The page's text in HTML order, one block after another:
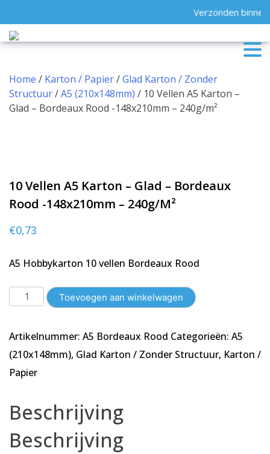
to
content
Verzonden binnen
Home / Karton / Papier/Glad Karton / Zonder
Structuur/A5 (210x148mm) / 10 Vellen A5 Karton –
Glad – Bordeaux Rood -148x210mm – 240g/m²
10 Vellen A5 Karton – Glad – Bordeaux
Rood -148x210mm – 240g/m²
€0,73
A5 Hobbykarton 10 vellen Bordeaux Rood
Vellen
Karton
-
Glad
-
Rood
-148x210mm
Toevoegen aan winkelwagen
Artikelnummer: A5 Bordeaux Rood Categorieën: A5
(210x148mm), Glad Karton / Zonder Structuur, Karton /
Papier
Beschrijving
Beschrijving